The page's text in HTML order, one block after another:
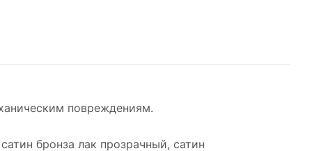
повреждениям.
бронза лак прозрачный, cатин